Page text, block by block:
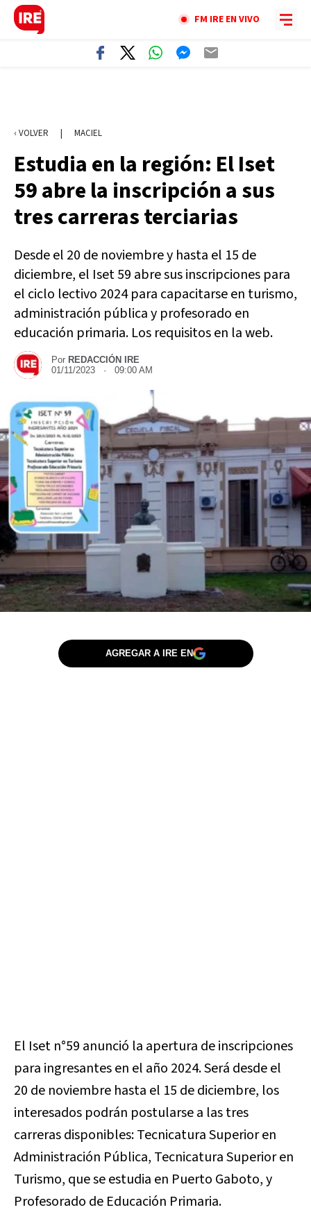
FM IRE EN VIVO
‹ VOLVER | MACIEL
Estudia en la región: El Iset
59 abre la inscripción a sus
tres carreras terciarias
Desde el 20 de noviembre y hasta el 15 de
diciembre, el Iset 59 abre sus inscripciones para
el ciclo lectivo 2024 para capacitarse en turismo,
administración pública y profesorado en
educación primaria. Los requisitos en la web.
Por REDACCIÓN IRE
01/11/2023 · 09:00 AM
AGREGAR A IRE EN
El Iset n°59 anunció la apertura de inscripciones
para ingresantes en el año 2024. Será desde el
20 de noviembre hasta el 15 de diciembre, los
interesados podrán postularse a las tres
carreras disponibles: Tecnicatura Superior en
Administración Pública, Tecnicatura Superior en
Turismo, que se estudia en Puerto Gaboto, y
Profesorado de Educación Primaria.